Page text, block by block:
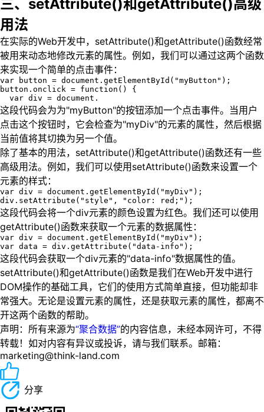
三、setAttribute()和getAttribute()高级
用法
在实际的Web开发中，setAttribute()和getAttribute()函数经常
被用来动态地修改元素的属性。例如，我们可以通过这两个函数
来实现一个简单的点击事件：
var button = document.getElementById("myButton");
button.onclick = function() {
var div = document.
这段代码会为为"myButton"的按钮添加一个点击事件。当用户
点击这个按钮时，它会检查为"myDiv"的元素的属性，然后根据
当前值将其切换为另一个值。
除了基本的用法，setAttribute()和getAttribute()函数还有一些
高级用法。例如，我们可以使用setAttribute()函数来设置一个
元素的样式：
var div = document.getElementById("myDiv");
div.setAttribute("style", "color: red;");
这段代码会将一个div元素的颜色设置为红色。我们还可以使用
getAttribute()函数来获取一个元素的数据属性：
var div = document.getElementById("myDiv");
var data = div.getAttribute("data-info");
这段代码会获取一个div元素的"data-info"数据属性的值。
setAttribute()和getAttribute()函数是我们在Web开发中进行
DOM操作的基础工具，它们的使用方式简单直接，但功能却非
常强大。无论是设置元素的属性，还是获取元素的属性，都离不
开这两个函数的帮助。
声明：所有来源为“聚合数据”的内容信息，未经本网许可，不得
转载！如对内容有异议或投诉，请与我们联系。邮箱：
marketing@think-land.com
分享